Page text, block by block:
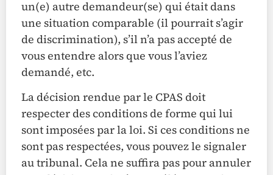
un(e) autre demandeur(se) qui était dans
une situation comparable (il pourrait s’agir
de discrimination), s’il n’a pas accepté de
vous entendre alors que vous l’aviez
demandé, etc.
La décision rendue par le CPAS doit
respecter des conditions de forme qui lui
sont imposées par la loi. Si ces conditions ne
sont pas respectées, vous pouvez le signaler
au tribunal. Cela ne suffira pas pour annuler